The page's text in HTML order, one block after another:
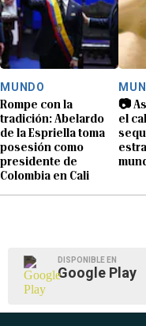
MUNDO
Rompe con la
tradición: Abelardo
de la Espriella toma
posesión como
presidente de
Colombia en Cali
📷
el
DISPONIBLE EN
Google Play